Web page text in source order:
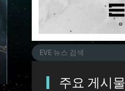
주요 게시물